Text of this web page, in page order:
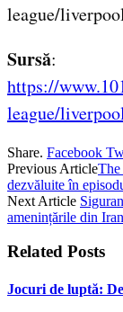
league/
Sursă:
https://
league/
Share. Facebook
Previous ArticleThe
dezvăluite în
Next Article
amenințările din Iran
Related Posts
Jocuri de luptă: